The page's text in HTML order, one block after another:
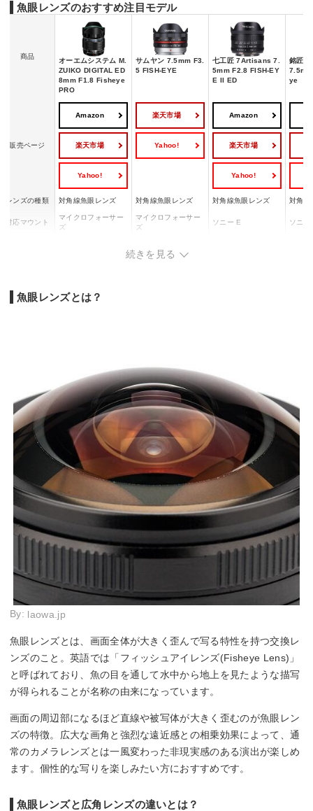
魚眼レンズのおすすめ注目モデル
商品
オーエムシステム M.
ZUIKO DIGITAL ED
8mm F1.8 Fisheye
PRO
サムヤン 7.5mm F3.
5 FISH-EYE
七工匠 7Artisans 7.
5mm F2.8 FISH-EY
E II ED
銘匠
ye
販売ページ
Amazon
楽天市場
Yahoo!
楽天市場
Yahoo!
Amazon
楽天市場
Yahoo!
レンズの種類 対角線魚眼レンズ 対角線魚眼レンズ 対角線魚眼レンズ 対角線
対応マウント
マイクロフォーサー
ズ
マイクロフォーサー
ズ
ソニー E ソニー
3.5 f
重量 320 g
続きを見る
魚眼レンズとは？
By: laowa.jp
魚眼レンズとは、画面全体が大きく歪んで写る特性を持つ交換レ
ンズのこと。英語では「フィッシュアイレンズ(Fisheye Lens)」
と呼ばれており、魚の目を通して水中から地上を見たような描写
が得られることが名称の由来になっています。
画面の周辺部になるほど直線や被写体が大きく歪むのが魚眼レン
ズの特徴。広大な画角と強烈な遠近感との相乗効果によって、通
常のカメラレンズとは一風変わった非現実感のある演出が楽しめ
ます。個性的な写りを楽しみたい方におすすめです。
魚眼レンズと広角レンズの違いとは？